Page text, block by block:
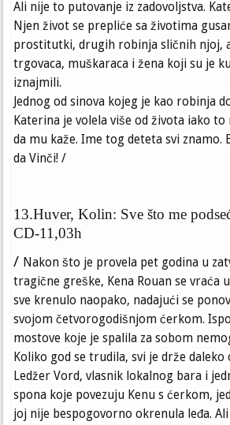
Ali nije to putovanje iz zadovoljstva.
Njen život se prepliće sa životima
prostitutki, drugih robinja sličnih njoj,
trgovaca, muškaraca i žena koji su je
iznajmili.
Jednog od sinova kojeg je kao robinja
Katerina je volela više od života iako
da mu kaže. Ime tog deteta svi znamo.
da Vinči! /
13.Huver, Kolin: Sve što me
CD-11,03h
/ Nakon što je provela pet godina u
tragične greške, Kena Rouan se vraća
sve krenulo naopako, nadajući se
svojom četvorogodišnjom ćerkom.
mostove koje je spalila za sobom
Koliko god se trudila, svi je drže daleko
Ledžer Vord, vlasnik lokalnog bara i
spona koje povezuju Kenu s ćerkom,
joj nije bespogovorno okrenula leđa.